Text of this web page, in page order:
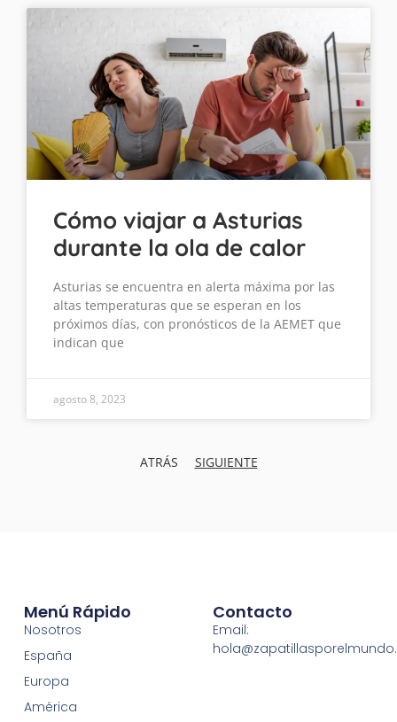
Cómo viajar a Asturias
durante la ola de calor
Asturias se encuentra en alerta máxima por las
altas temperaturas que se esperan en los
próximos días, con pronósticos de la AEMET que
indican que
agosto 8, 2023
ATRÁS SIGUIENTE
Menú Rápido
Nosotros
España
Europa
América
Contacto
Email: